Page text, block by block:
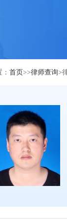
首页>>律师查询>